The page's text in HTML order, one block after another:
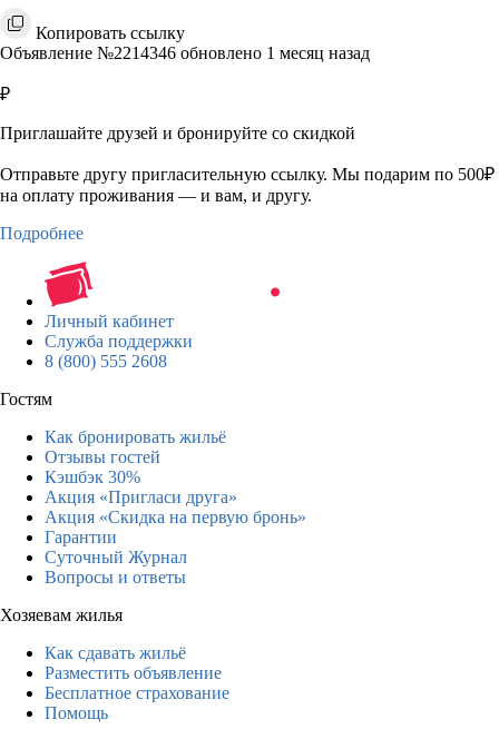
Копировать ссылку
Объявление №2214346 обновлено 1 месяц назад
₽
Приглашайте друзей и бронируйте со скидкой
Отправьте другу пригласительную ссылку. Мы подарим по 500₽
на оплату проживания — и вам, и другу.
Подробнее
Личный кабинет
Служба поддержки
8 (800) 555 2608
Гостям
Как бронировать жильё
Отзывы гостей
Кэшбэк 30%
Акция «Пригласи друга»
Акция «Скидка на первую бронь»
Гарантии
Суточный Журнал
Вопросы и ответы
Хозяевам жилья
Как сдавать жильё
Разместить объявление
Бесплатное страхование
Помощь